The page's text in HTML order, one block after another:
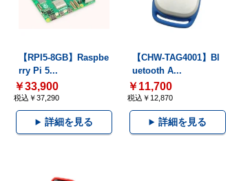
【RPI5-8GB】Raspbe
rry Pi 5...
￥33,900
税込￥37,290
詳細を見る
【CHW-TAG4001】Bl
uetooth A...
￥11,700
税込￥12,870
詳細を見る